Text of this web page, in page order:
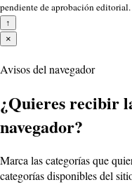
pendiente de aprobación editorial.
↑
×
Avisos del navegador
¿Quieres recibir
navegador?
Marca las categorías que
categorías disponibles del